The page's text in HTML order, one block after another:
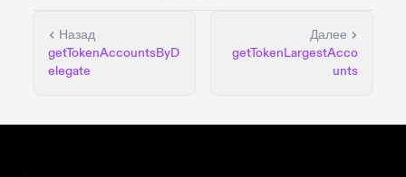
Назад
getTokenAccountsByD
elegate
Далее
getTokenLargestAcco
unts